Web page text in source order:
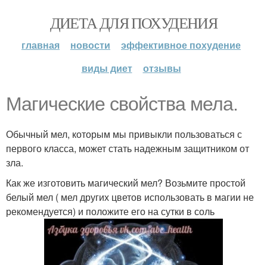
ДИЕТА ДЛЯ ПОХУДЕНИЯ
главная новости
эффективное похудение
виды диет
отзывы
Магические свойства мела.
Обычный мел, которым мы привыкли пользоваться с
первого класса, может стать надежным защитником от
зла.
Как же изготовить магический мел? Возьмите простой
белый мел ( мел других цветов использовать в магии не
рекомендуется) и положите его на сутки в соль